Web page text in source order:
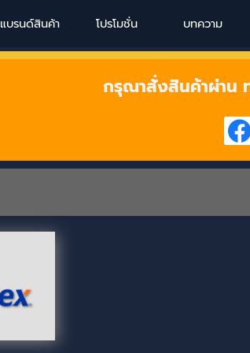
▼
แบรนด์สินค้า ▼
โปรโมชั่น บทความ
กรุณาสั่งสินค้าผ่าน